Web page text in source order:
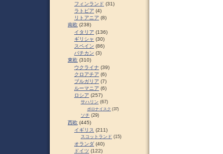
フィンランド (31)
ラトビア (4)
リトアニア (8)
南欧 (238)
イタリア (136)
ギリシャ (30)
スペイン (86)
バチカン (3)
東欧 (310)
ウクライナ (39)
クロアチア (6)
ブルガリア (7)
ルーマニア (6)
ロシア (257)
サハリン (67)
ポロナイスク (37)
ソチ (29)
西欧 (445)
イギリス (211)
スコットランド (15)
オランダ (40)
ドイツ (122)